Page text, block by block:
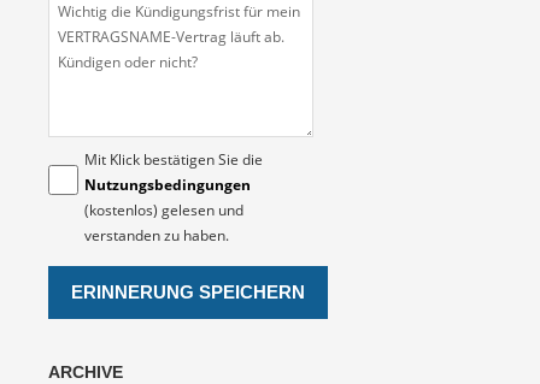
Mit Klick bestätigen Sie die
Nutzungsbedingungen
(kostenlos) gelesen und
verstanden zu haben.
ARCHIVE